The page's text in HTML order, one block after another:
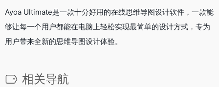
Ayoa Ultimate是一款十分好用的在线思维导图设计软件，一款能
够让每一个用户都能在电脑上轻松实现最简单的设计方式，专为
用户带来全新的思维导图设计体验。
相关导航